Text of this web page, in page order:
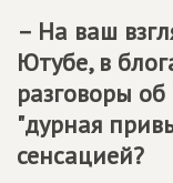
– На ваш
Ютубе, в
разговоры
"дурная
сенсацией?